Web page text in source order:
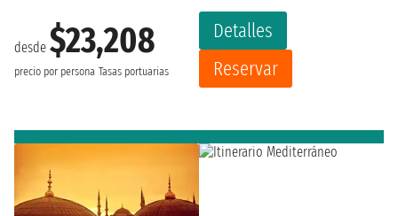
desde $23,208
precio por persona Tasas portuarias
Detalles
Reservar